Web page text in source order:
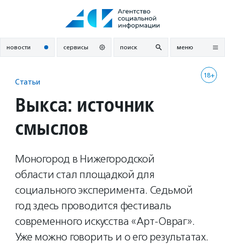
новости сервисы поиск меню
18+
Статьи
Выкса: источник
смыслов
Моногород в Нижегородской
области стал площадкой для
социального эксперимента. Седьмой
год здесь проводится фестиваль
современного искусства «Арт-Овраг».
Уже можно говорить и о его результатах.